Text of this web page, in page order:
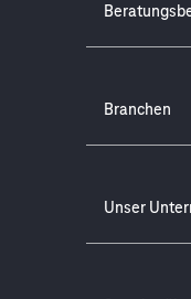
Branchen
Unser